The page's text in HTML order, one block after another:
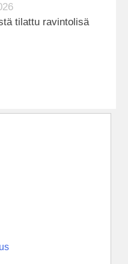
tilattu ravintolisä